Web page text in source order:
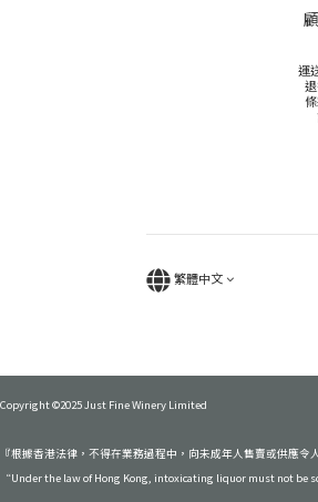
運
繁體中文
Copyright ©2025 Just Fine Winery Limited
『根據香港法律，不得在業務過程中，向未成年人售賣或供應令
“Under the law of Hong Kong, intoxicating liquor must not be